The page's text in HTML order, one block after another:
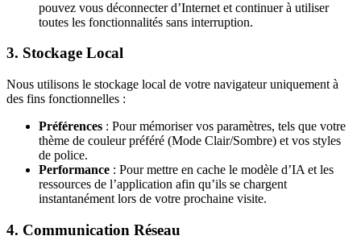
pouvez vous déconnecter d’Internet et continuer à utiliser
toutes les fonctionnalités sans interruption.
3. Stockage Local
Nous utilisons le stockage local de votre navigateur uniquement à
des fins fonctionnelles :
Préférences : Pour mémoriser vos paramètres, tels que votre
thème de couleur préféré (Mode Clair/Sombre) et vos styles
de police.
Performance : Pour mettre en cache le modèle d’IA et les
ressources de l’application afin qu’ils se chargent
instantanément lors de votre prochaine visite.
4. Communication Réseau